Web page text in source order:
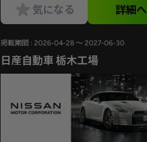
気になる 詳細へ
掲載期間 : 2026-04-28 ～ 2027-06-30
日産自動車 栃木工場